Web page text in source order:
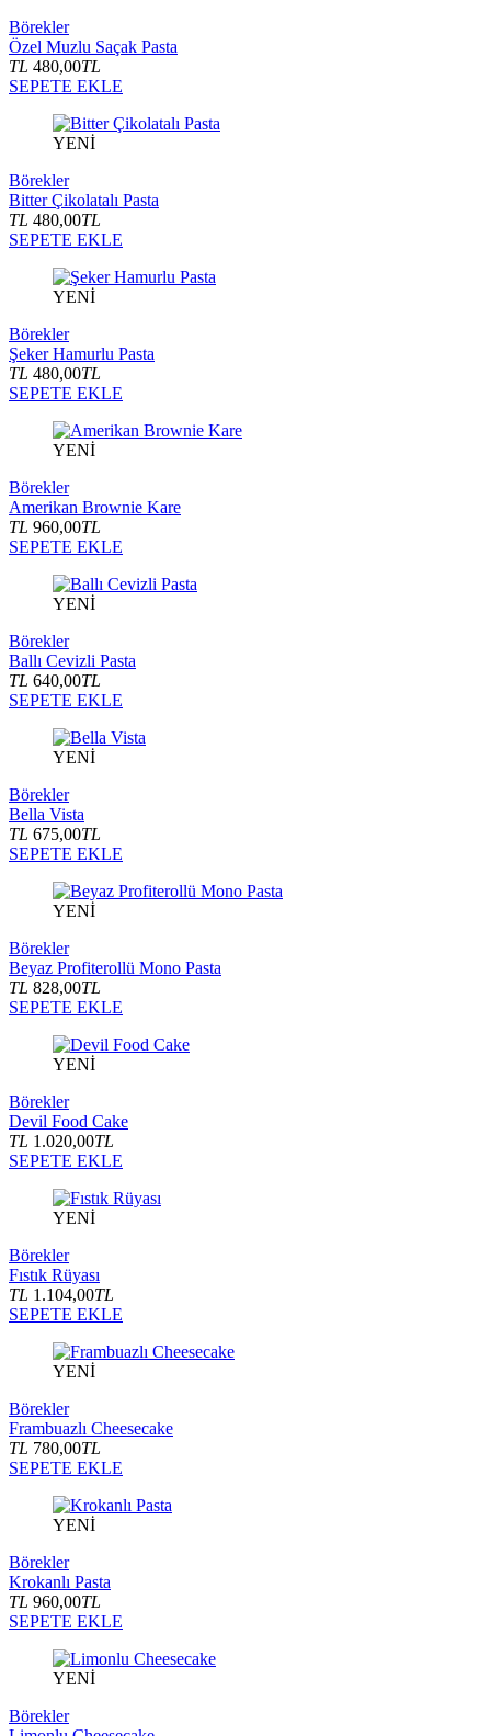
Börekler
Özel Muzlu Saçak Pasta
TL 480,00TL
SEPETE EKLE
YENİ
Börekler
Bitter Çikolatalı Pasta
TL 480,00TL
SEPETE EKLE
YENİ
Börekler
Şeker Hamurlu Pasta
TL 480,00TL
SEPETE EKLE
YENİ
Börekler
Amerikan Brownie Kare
TL 960,00TL
SEPETE EKLE
YENİ
Börekler
Ballı Cevizli Pasta
TL 640,00TL
SEPETE EKLE
YENİ
Börekler
Bella Vista
TL 675,00TL
SEPETE EKLE
YENİ
Börekler
Beyaz Profiterollü Mono Pasta
TL 828,00TL
SEPETE EKLE
YENİ
Börekler
Devil Food Cake
TL 1.020,00TL
SEPETE EKLE
YENİ
Börekler
Fıstık Rüyası
TL 1.104,00TL
SEPETE EKLE
YENİ
Börekler
Frambuazlı Cheesecake
TL 780,00TL
SEPETE EKLE
YENİ
Börekler
Krokanlı Pasta
TL 960,00TL
SEPETE EKLE
YENİ
Börekler